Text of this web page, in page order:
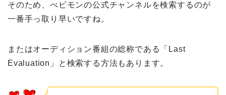
そのため、べビモンの公式チャンネルを検索するのが
一番手っ取り早いですね。
またはオーディション番組の総称である「Last
Evaluation」と検索する方法もあります。